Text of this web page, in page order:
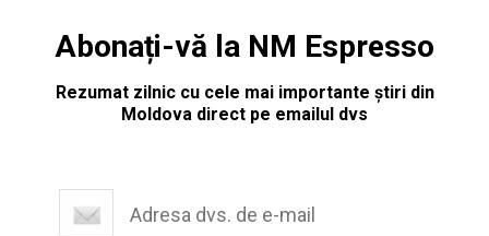
Abonați-vă la NM Espresso
Rezumat zilnic cu cele mai importante știri din
Moldova direct pe emailul dvs